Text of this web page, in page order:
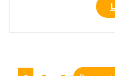
Page Page